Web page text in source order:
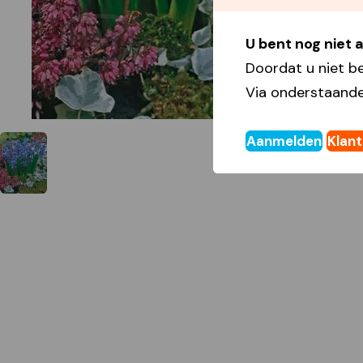
U bent nog niet
Doordat u niet
Via
Aanmelden